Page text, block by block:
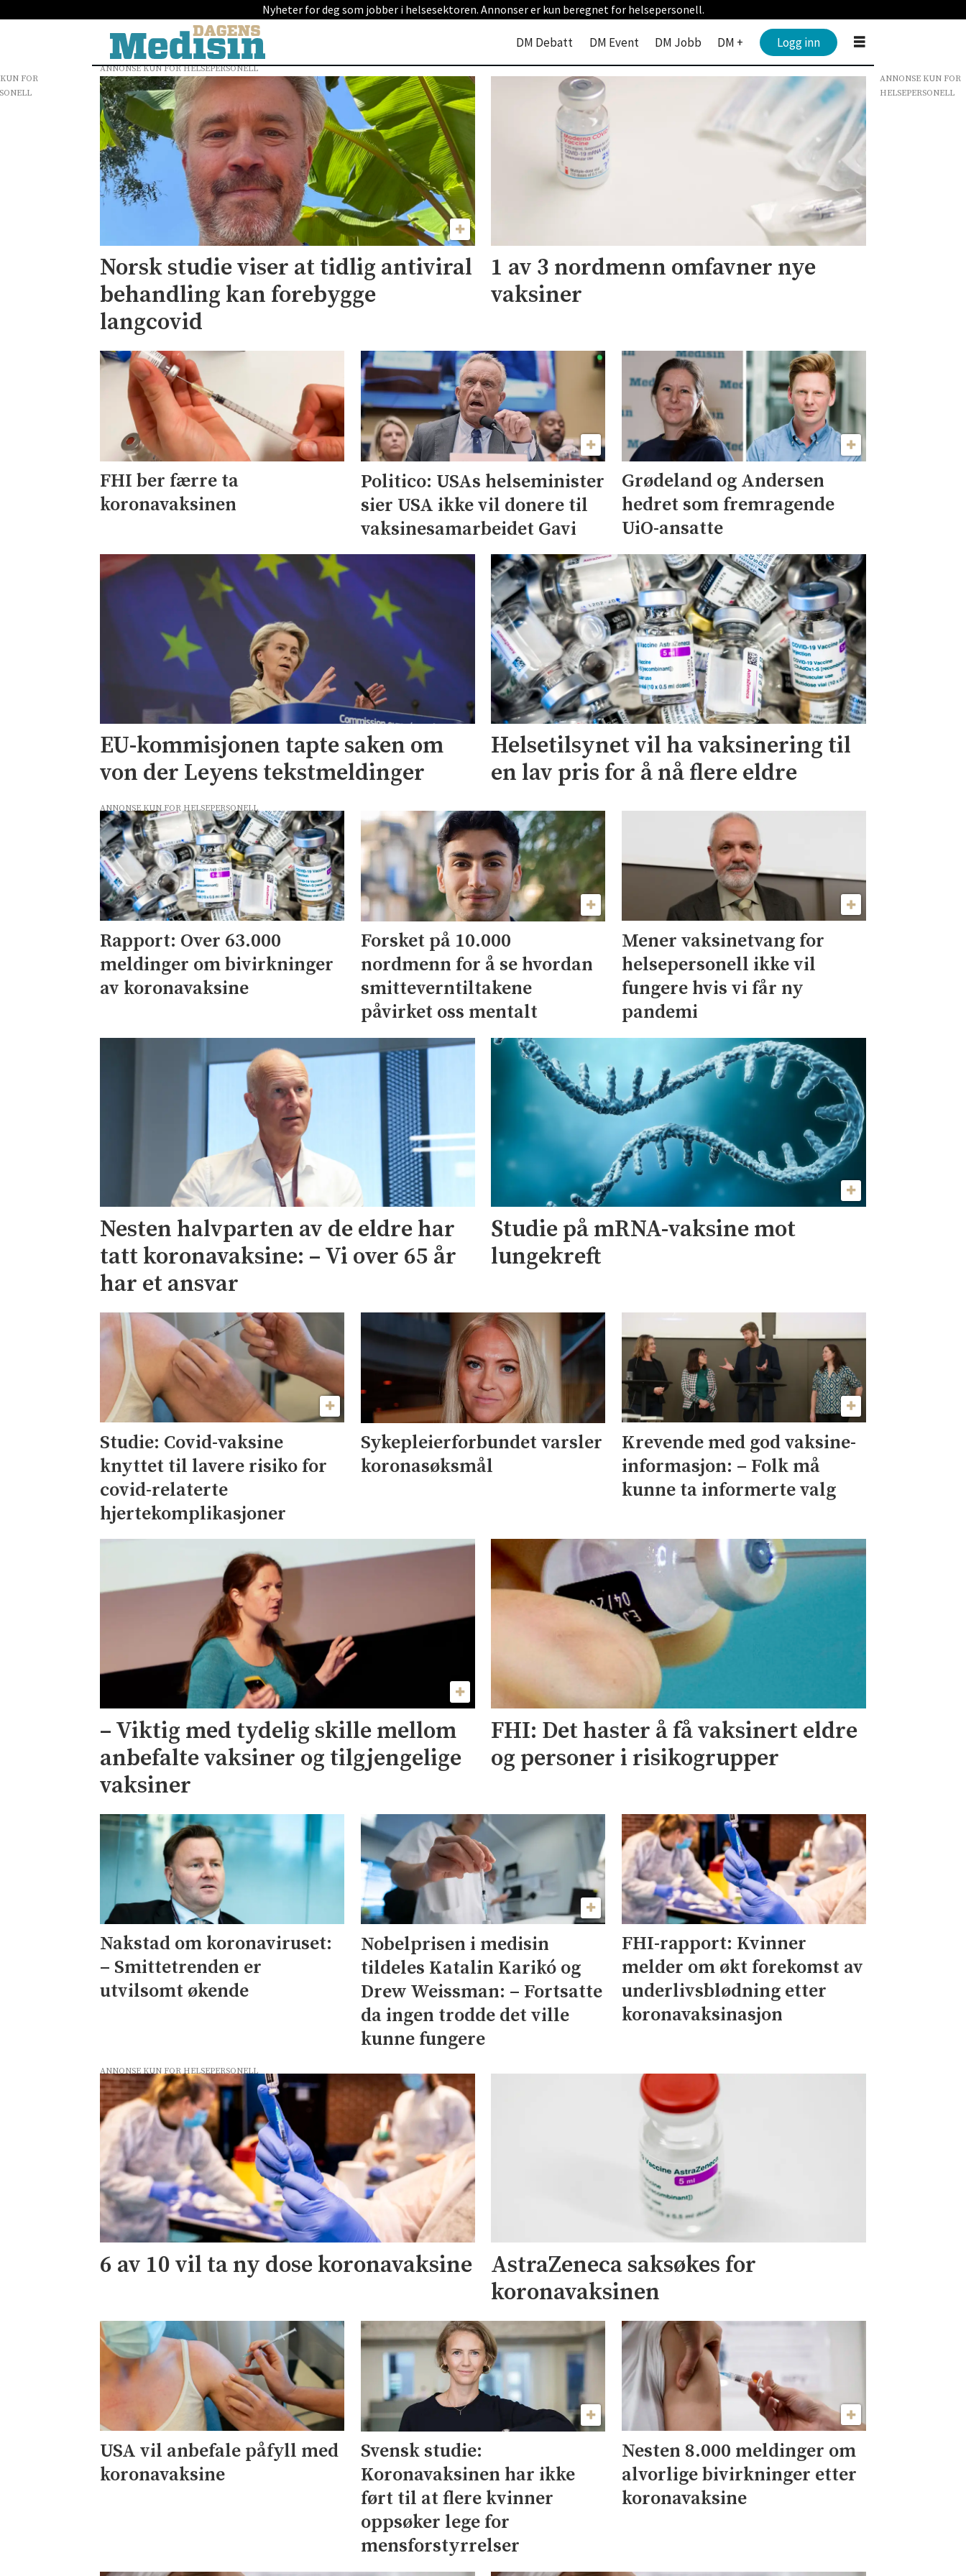
Nyheter for deg som jobber i helsesektoren. Annonser er kun beregnet for helsepersonell.
DM Debatt DM Event DM Jobb DM + Logg inn
Tag:
koronavaksine
ANNONSE KUN FOR HELSEPERSONELL
Norsk studie viser at tidlig antiviral
behandling kan forebygge
langcovid
1 av 3 nordmenn omfavner nye
vaksiner
FHI ber færre ta
koronavaksinen
Politico: USAs helseminister
sier USA ikke vil donere til
vaksinesamarbeidet Gavi
Grødeland og Andersen
hedret som fremragende
UiO-ansatte
EU-kommisjonen tapte saken om
von der Leyens tekstmeldinger
Helsetilsynet vil ha vaksinering til
en lav pris for å nå flere eldre
ANNONSE KUN FOR HELSEPERSONELL
Rapport: Over 63.000
meldinger om bivirkninger
av koronavaksine
Forsket på 10.000
nordmenn for å se hvordan
smitteverntiltakene
påvirket oss mentalt
Mener vaksinetvang for
helsepersonell ikke vil
fungere hvis vi får ny
pandemi
Nesten halvparten av de eldre har
tatt koronavaksine: – Vi over 65 år
har et ansvar
Studie på mRNA-vaksine mot
lungekreft
Studie: Covid-vaksine
knyttet til lavere risiko for
covid-relaterte
hjertekomplikasjoner
Sykepleierforbundet varsler
koronasøksmål
Krevende med god vaksine-
informasjon: – Folk må
kunne ta informerte valg
– Viktig med tydelig skille mellom
anbefalte vaksiner og tilgjengelige
vaksiner
FHI: Det haster å få vaksinert eldre
og personer i risikogrupper
Nakstad om koronaviruset:
– Smittetrenden er
utvilsomt økende
Nobelprisen i medisin
tildeles Katalin Karikó og
Drew Weissman: – Fortsatte
da ingen trodde det ville
kunne fungere
FHI-rapport: Kvinner
melder om økt forekomst av
underlivsblødning etter
koronavaksinasjon
ANNONSE KUN FOR HELSEPERSONELL
6 av 10 vil ta ny dose koronavaksine
AstraZeneca saksøkes for
koronavaksinen
USA vil anbefale påfyll med
koronavaksine
Svensk studie:
Koronavaksinen har ikke
ført til at flere kvinner
oppsøker lege for
mensforstyrrelser
Nesten 8.000 meldinger om
alvorlige bivirkninger etter
koronavaksine
FOR
ANNONSE KUN FOR
HELSEPERSONELL